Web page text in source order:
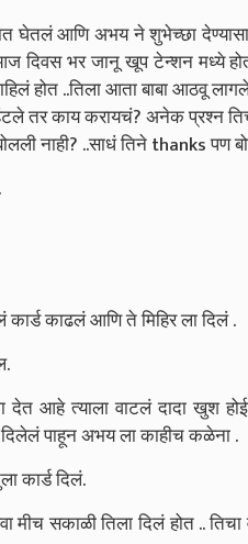
घेतलं आणि अभय ने शुभेच्छा
दिवस भर जानू खूप टेन्शन मध्ये
होत ..तिला आता बाबा आठवू
तर काय करायचं? अनेक प्रश्न
नाही? ..साधं तिने thanks पण
काढलं आणि ते मिहिर ला दिलं .
देत आहे त्याला वाटलं दादा खुश
दिलेलं पाहून अभय ला काहीच कळेना .
कार्ड दिलं.
सकाळी तिला दिलं होत ..